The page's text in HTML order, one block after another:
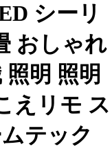
シーリ
おしゃれ
明 照明
えリモ ス
テック